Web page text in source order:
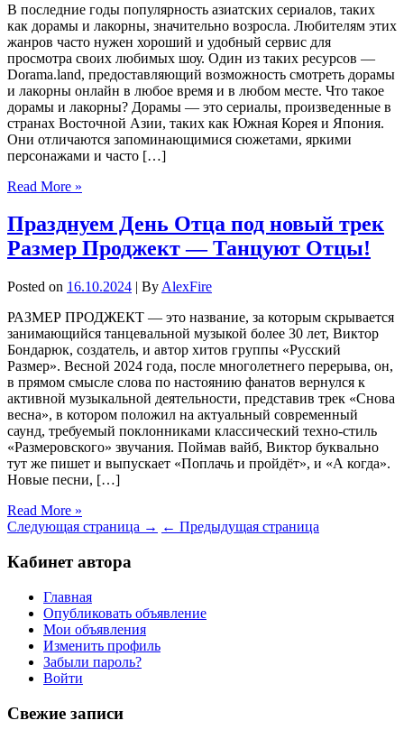
В последние годы популярность азиатских сериалов, таких
как дорамы и лакорны, значительно возросла. Любителям этих
жанров часто нужен хороший и удобный сервис для
просмотра своих любимых шоу. Один из таких ресурсов —
Dorama.land, предоставляющий возможность смотреть дорамы
и лакорны онлайн в любое время и в любом месте. Что такое
дорамы и лакорны? Дорамы — это сериалы, произведенные в
странах Восточной Азии, таких как Южная Корея и Япония.
Они отличаются запоминающимися сюжетами, яркими
персонажами и часто […]
Read More »
Празднуем День Отца под новый трек
Размер Проджект — Танцуют Отцы!
Posted on 16.10.2024 | By AlexFire
РАЗМЕР ПРОДЖЕКТ — это название, за которым скрывается
занимающийся танцевальной музыкой более 30 лет, Виктор
Бондарюк, создатель, и автор хитов группы «Русский
Размер». Весной 2024 года, после многолетнего перерыва, он,
в прямом смысле слова по настоянию фанатов вернулся к
активной музыкальной деятельности, представив трек «Снова
весна», в котором положил на актуальный современный
саунд, требуемый поклонниками классический техно-стиль
«Размеровского» звучания. Поймав вайб, Виктор буквально
тут же пишет и выпускает «Поплачь и пройдёт», и «А когда».
Новые песни, […]
Read More »
Следующая страница → ← Предыдущая страница
Кабинет автора
Главная
Опубликовать объявление
Мои объявления
Изменить профиль
Забыли пароль?
Войти
Свежие записи